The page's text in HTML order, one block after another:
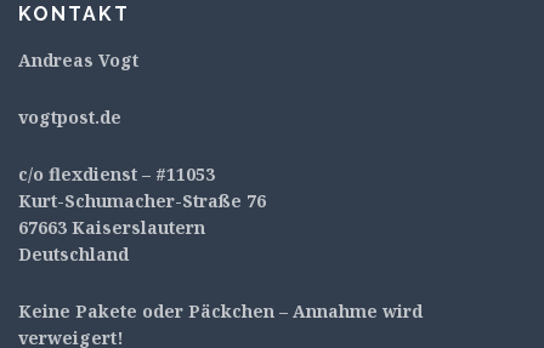
KONTAKT
Andreas Vogt
vogtpost.de
c/o flexdienst – #11053
Kurt-Schumacher-Straße 76
67663 Kaiserslautern
Deutschland
Keine Pakete oder Päckchen – Annahme wird
verweigert!